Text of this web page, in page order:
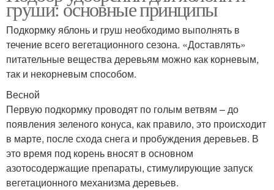
груши: основные принципы
Подкормку яблонь и груш необходимо выполнять в
течение всего вегетационного сезона. «Доставлять»
питательные вещества деревьям можно как корневым,
так и некорневым способом.
Весной
Первую подкормку проводят по голым ветвям – до
появления зеленого конуса, как правило, это происходит
в марте, после схода снега и пробуждения деревьев. В
это время под корень вносят в основном
азотосодержащие препараты, стимулирующие запуск
вегетационного механизма деревьев.